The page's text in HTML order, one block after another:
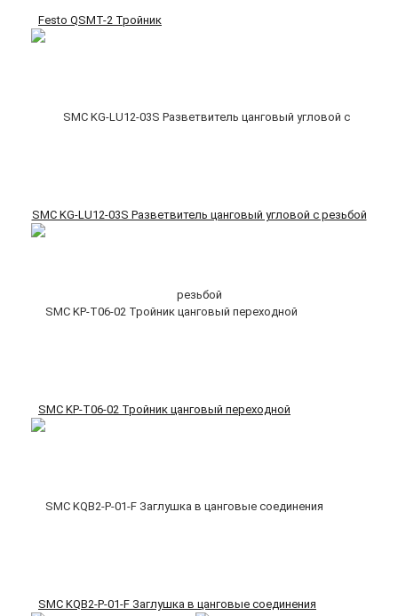
Festo QSMT-2 Тройник
SMC KG-LU12-03S Разветвитель цанговый угловой с резьбой
SMC KP-T06-02 Тройник цанговый переходной
SMC KQB2-P-01-F Заглушка в цанговые соединения